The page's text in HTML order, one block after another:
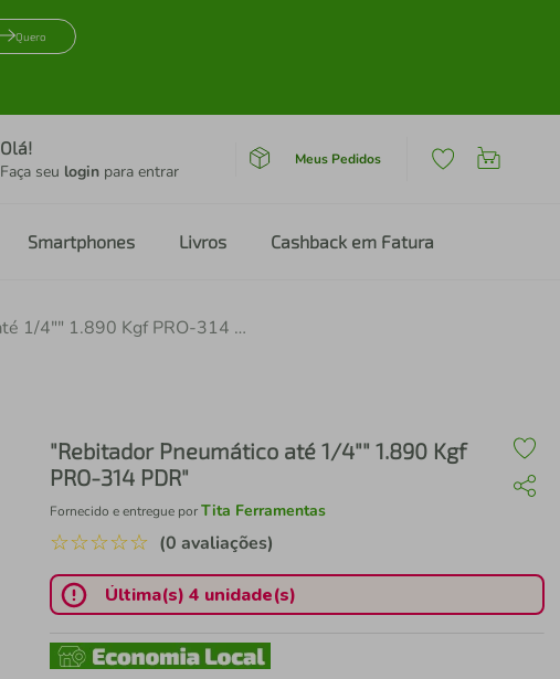
Quero
Olá!
Faça seu login para entrar
Meus Pedidos
Smartphones Livros Cashback em Fatura
"Rebitador Pneumático até 1/4"" 1.890 Kgf PRO-314 PDR"
"Rebitador Pneumático até 1/4"" 1.890 Kgf
PRO-314 PDR"
Fornecido e entregue porTita Ferramentas
☆☆☆☆☆ (0 avaliações)
Última(s) 4 unidade(s)